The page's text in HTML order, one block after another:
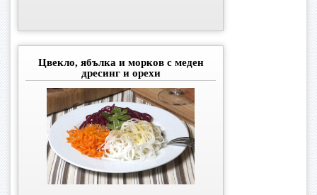
Цвекло, ябълка и морков с меден
дресинг и орехи